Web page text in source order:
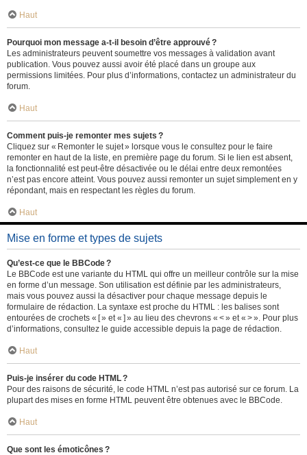
Haut
Pourquoi mon message a-t-il besoin d’être approuvé ?
Les administrateurs peuvent soumettre vos messages à validation avant
publication. Vous pouvez aussi avoir été placé dans un groupe aux
permissions limitées. Pour plus d’informations, contactez un administrateur du
forum.
Haut
Comment puis-je remonter mes sujets ?
Cliquez sur « Remonter le sujet » lorsque vous le consultez pour le faire
remonter en haut de la liste, en première page du forum. Si le lien est absent,
la fonctionnalité est peut-être désactivée ou le délai entre deux remontées
n’est pas encore atteint. Vous pouvez aussi remonter un sujet simplement en y
répondant, mais en respectant les règles du forum.
Haut
Mise en forme et types de sujets
Qu’est-ce que le BBCode ?
Le BBCode est une variante du HTML qui offre un meilleur contrôle sur la mise
en forme d’un message. Son utilisation est définie par les administrateurs,
mais vous pouvez aussi la désactiver pour chaque message depuis le
formulaire de rédaction. La syntaxe est proche du HTML : les balises sont
entourées de crochets « [ » et « ] » au lieu des chevrons « < » et « > ». Pour plus
d’informations, consultez le guide accessible depuis la page de rédaction.
Haut
Puis-je insérer du code HTML ?
Pour des raisons de sécurité, le code HTML n’est pas autorisé sur ce forum. La
plupart des mises en forme HTML peuvent être obtenues avec le BBCode.
Haut
Que sont les émoticônes ?